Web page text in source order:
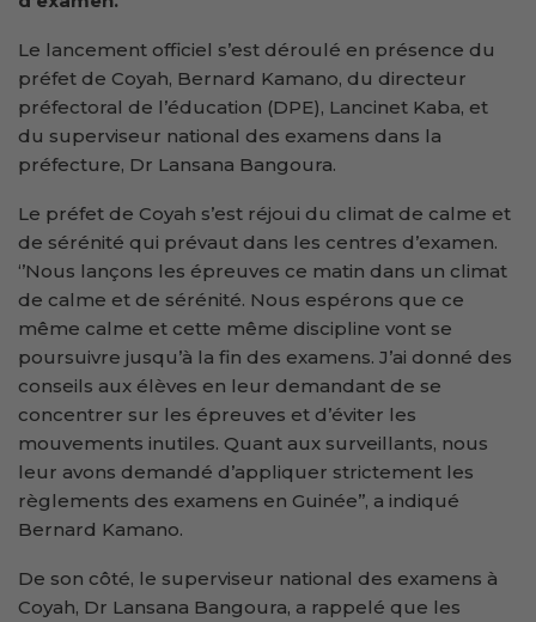
Le lancement officiel s’est déroulé en présence du
préfet de Coyah, Bernard Kamano, du directeur
préfectoral de l’éducation (DPE), Lancinet Kaba, et
du superviseur national des examens dans la
préfecture, Dr Lansana Bangoura.
Le préfet de Coyah s’est réjoui du climat de calme et
de sérénité qui prévaut dans les centres d’examen.
‘’Nous lançons les épreuves ce matin dans un climat
de calme et de sérénité. Nous espérons que ce
même calme et cette même discipline vont se
poursuivre jusqu’à la fin des examens. J’ai donné des
conseils aux élèves en leur demandant de se
concentrer sur les épreuves et d’éviter les
mouvements inutiles. Quant aux surveillants, nous
leur avons demandé d’appliquer strictement les
règlements des examens en Guinée’’, a indiqué
Bernard Kamano.
De son côté, le superviseur national des examens à
Coyah, Dr Lansana Bangoura, a rappelé que les